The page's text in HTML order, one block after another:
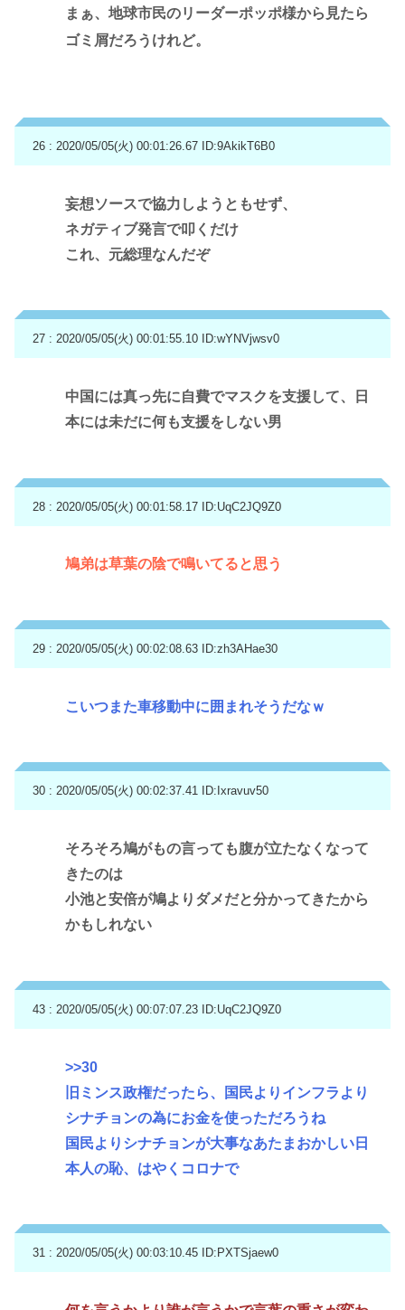
まぁ、地球市民のリーダーポッポ様から見たら
ゴミ屑だろうけれど。
26 : 2020/05/05(火) 00:01:26.67 ID:9AkikT6B0
妄想ソースで協力しようともせず、
ネガティブ発言で叩くだけ
これ、元総理なんだぞ
27 : 2020/05/05(火) 00:01:55.10 ID:wYNVjwsv0
中国には真っ先に自費でマスクを支援して、日
本には未だに何も支援をしない男
28 : 2020/05/05(火) 00:01:58.17 ID:UqC2JQ9Z0
鳩弟は草葉の陰で鳴いてると思う
29 : 2020/05/05(火) 00:02:08.63 ID:zh3AHae30
こいつまた車移動中に囲まれそうだなｗ
30 : 2020/05/05(火) 00:02:37.41 ID:Ixravuv50
そろそろ鳩がもの言っても腹が立たなくなって
きたのは
小池と安倍が鳩よりダメだと分かってきたから
かもしれない
43 : 2020/05/05(火) 00:07:07.23 ID:UqC2JQ9Z0
>>30
旧ミンス政権だったら、国民よりインフラより
シナチョンの為にお金を使っただろうね
国民よりシナチョンが大事なあたまおかしい日
本人の恥、はやくコロナで
31 : 2020/05/05(火) 00:03:10.45 ID:PXTSjaew0